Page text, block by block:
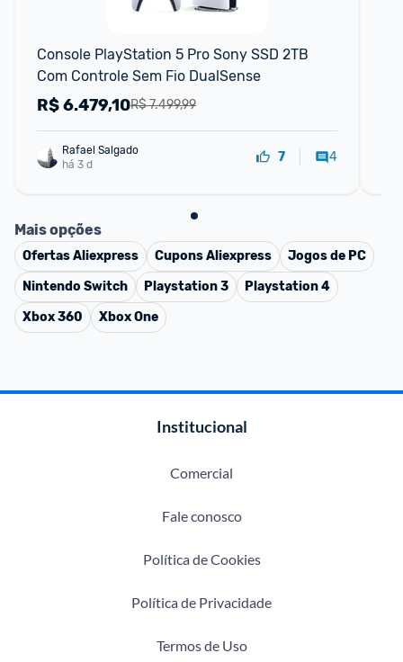
Console PlayStation 5 Pro Sony SSD 2TB
Com Controle Sem Fio DualSense
R$ 7.499,99
R$6.479,10
Rafael Salgado
há 3 d
7 4
Mais opções
OfertasAliexpress CuponsAliexpress
Jogos de PC
Nintendo Switch
Playstation 3
Playstation 4
Xbox 360
Xbox One
Institucional
Comercial
Fale conosco
Política de Cookies
Política de Privacidade
Termos de Uso